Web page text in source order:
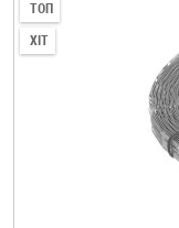
ТОП
ХІТ